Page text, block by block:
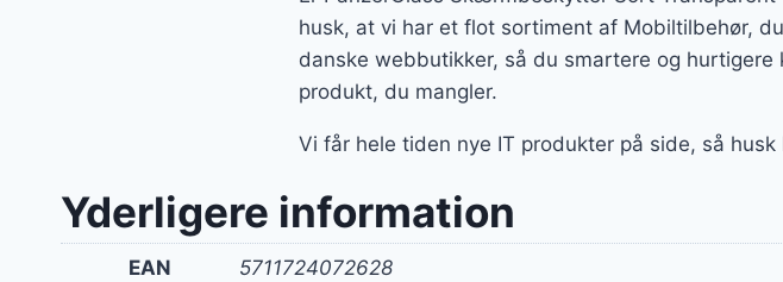
husk, at vi har et flot sortiment af Mobiltilbehør,
danske webbutikker, så du smartere og
produkt, du mangler.
Vi får hele tiden nye IT produkter på side, så
Yderligere information
EAN 5711724072628